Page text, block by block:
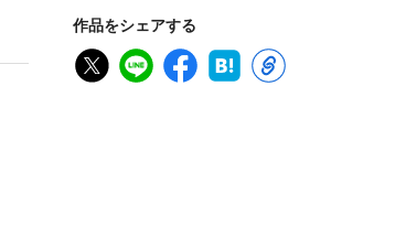
作品をシェアする